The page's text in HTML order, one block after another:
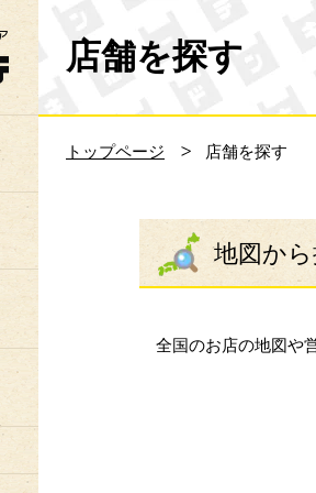
総合ディスカウントストア 驚安の殿堂 ド
店舗を探す
トップページ 店舗を探す
地図か
全国のお店の地図や